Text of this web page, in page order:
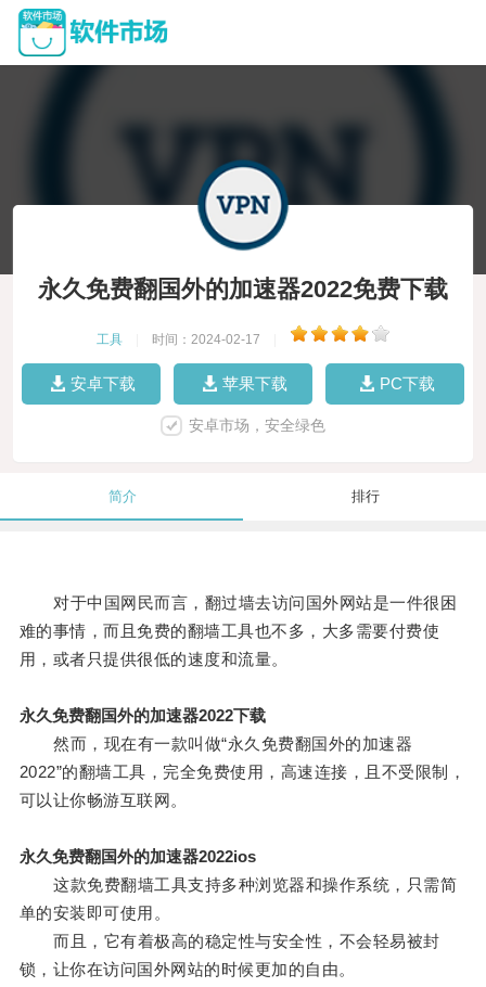
永久免费翻国外的加速器2022免费下载
工具 时间：2024-02-17
安卓下载 苹果下载 PC下载
安卓市场，安全绿色
简介 排行
对于中国网民而言，翻过墙去访问国外网站是一件很困
难的事情，而且免费的翻墙工具也不多，大多需要付费使
用，或者只提供很低的速度和流量。
永久免费翻国外的加速器2022下载
然而，现在有一款叫做“永久免费翻国外的加速器
2022”的翻墙工具，完全免费使用，高速连接，且不受限制，
可以让你畅游互联网。
永久免费翻国外的加速器2022ios
这款免费翻墙工具支持多种浏览器和操作系统，只需简
单的安装即可使用。
而且，它有着极高的稳定性与安全性，不会轻易被封
锁，让你在访问国外网站的时候更加的自由。